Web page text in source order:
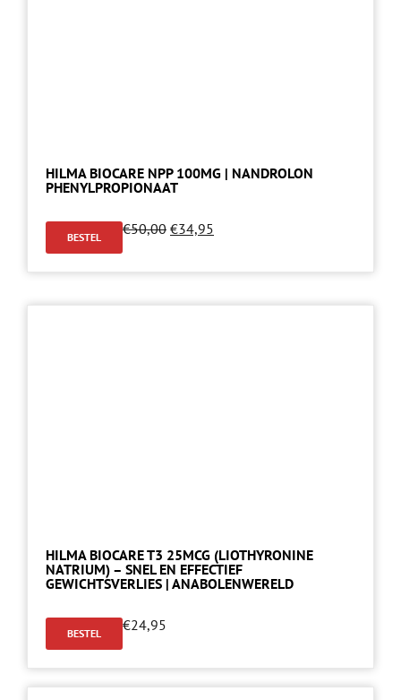
HILMA BIOCARE NPP 100MG | NANDROLON
PHENYLPROPIONAAT
BESTEL €50,00 €34,95
HILMA BIOCARE T3 25MCG (LIOTHYRONINE
NATRIUM) – SNEL EN EFFECTIEF
GEWICHTSVERLIES | ANABOLENWERELD
BESTEL €24,95